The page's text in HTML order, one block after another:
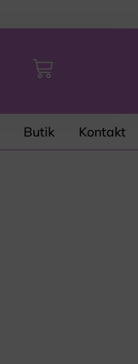
Butik Kontakt